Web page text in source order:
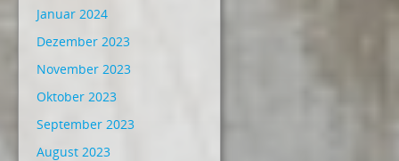
Januar 2024
Dezember 2023
November 2023
Oktober 2023
September 2023
August 2023